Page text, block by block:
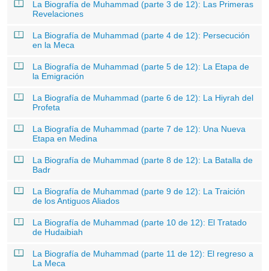
La Biografía de Muhammad (parte 3 de 12): Las Primeras
Revelaciones
La Biografía de Muhammad (parte 4 de 12): Persecución
en la Meca
La Biografía de Muhammad (parte 5 de 12): La Etapa de
la Emigración
La Biografía de Muhammad (parte 6 de 12): La Hiyrah del
Profeta
La Biografía de Muhammad (parte 7 de 12): Una Nueva
Etapa en Medina
La Biografía de Muhammad (parte 8 de 12): La Batalla de
Badr
La Biografía de Muhammad (parte 9 de 12): La Traición
de los Antiguos Aliados
La Biografía de Muhammad (parte 10 de 12): El Tratado
de Hudaibiah
La Biografía de Muhammad (parte 11 de 12): El regreso a
La Meca